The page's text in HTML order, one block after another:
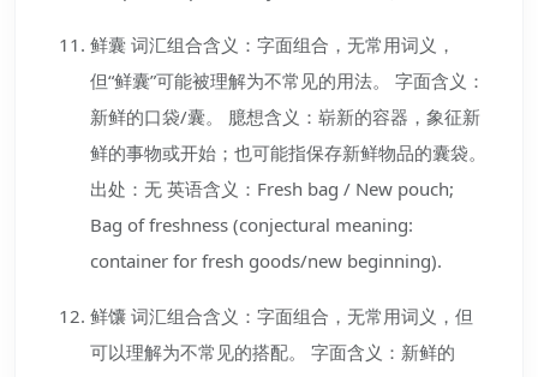
鲜囊 词汇组合含义：字面组合，无常用词义，
但“鲜囊”可能被理解为不常见的用法。 字面含义：
新鲜的口袋/囊。 臆想含义：崭新的容器，象征新
鲜的事物或开始；也可能指保存新鲜物品的囊袋。
出处：无 英语含义：Fresh bag / New pouch;
Bag of freshness (conjectural meaning:
container for fresh goods/new beginning).
鲜馕 词汇组合含义：字面组合，无常用词义，但
可以理解为不常见的搭配。 字面含义：新鲜的